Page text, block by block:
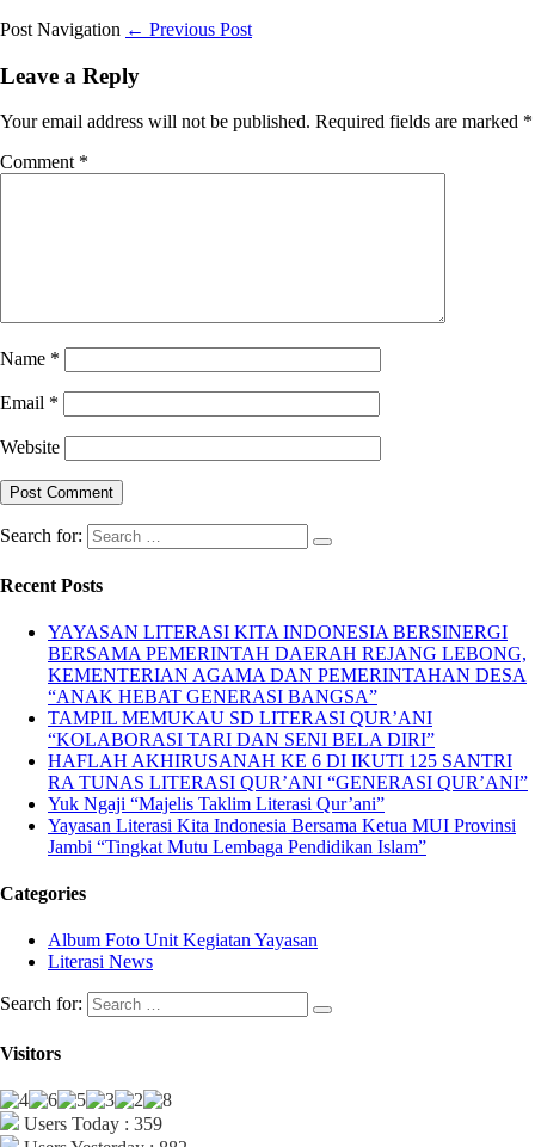
Post Navigation ← Previous Post
Leave a Reply
Your email address will not be published. Required fields are marked *
Comment *
Name *
Email *
Website
Search for:
Recent Posts
YAYASAN LITERASI KITA INDONESIA BERSINERGI
BERSAMA PEMERINTAH DAERAH REJANG LEBONG,
KEMENTERIAN AGAMA DAN PEMERINTAHAN DESA
“ANAK HEBAT GENERASI BANGSA”
TAMPIL MEMUKAU SD LITERASI QUR’ANI
“KOLABORASI TARI DAN SENI BELA DIRI”
HAFLAH AKHIRUSANAH KE 6 DI IKUTI 125 SANTRI
RA TUNAS LITERASI QUR’ANI “GENERASI QUR’ANI”
Yuk Ngaji “Majelis Taklim Literasi Qur’ani”
Yayasan Literasi Kita Indonesia Bersama Ketua MUI Provinsi
Jambi “Tingkat Mutu Lembaga Pendidikan Islam”
Categories
Album Foto Unit Kegiatan Yayasan
Literasi News
Search for:
Visitors
Users Today : 359